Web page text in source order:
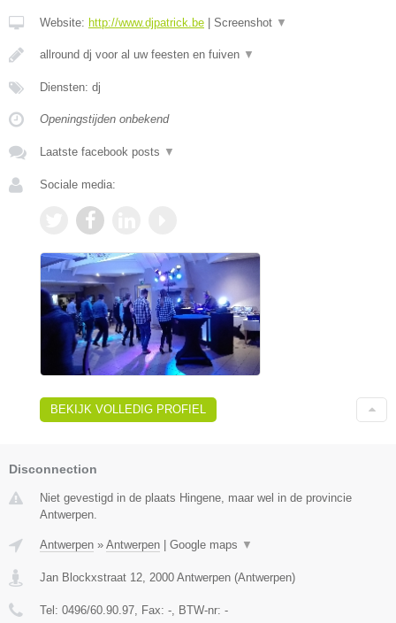
Website: http://www.djpatrick.be | Screenshot ▼
allround dj voor al uw feesten en fuiven ▼
Diensten: dj
Openingstijden onbekend
Laatste facebook posts ▼
Sociale media:
BEKIJK VOLLEDIG PROFIEL
Disconnection
Niet gevestigd in de plaats Hingene, maar wel in de provincie
Antwerpen.
Antwerpen » Antwerpen Google maps ▼
Jan Blockxstraat 12, 2000 Antwerpen (Antwerpen)
Tel: 0496/60.90.97, Fax: -, BTW-nr: -